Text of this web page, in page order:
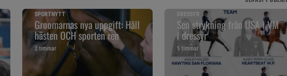
SPORTNYTT
Groomarnas nya uppgift: Håll
hästen OCH sporten ren
2 timmar
DRESSYR
Sen strykning från USA i VM
i dressyr
5 timmar